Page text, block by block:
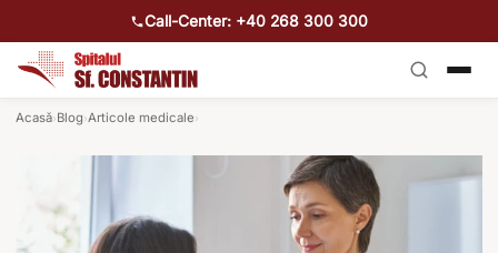
Call-Center: +40 268 300 300
Acasă›Blog›Articole medicale›